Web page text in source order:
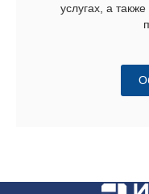
услугах, а